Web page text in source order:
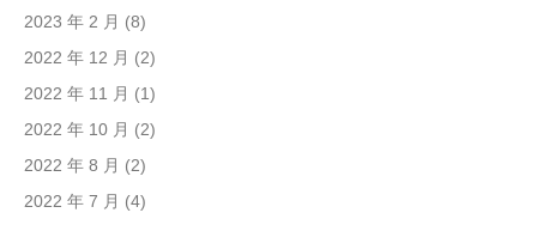
2023 年 2 月 (8)
2022 年 12 月 (2)
2022 年 11 月 (1)
2022 年 10 月 (2)
2022 年 8 月 (2)
2022 年 7 月 (4)